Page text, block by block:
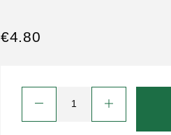
€4.80